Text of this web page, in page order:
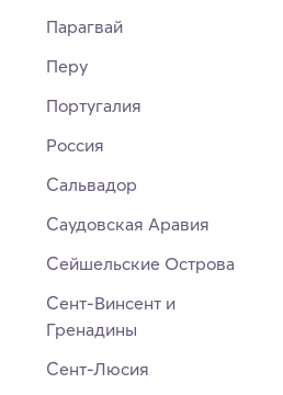
Парагвай
Перу
Португалия
Россия
Сальвадор
Саудовская Аравия
Сейшельские Острова
Сент-Винсент и
Гренадины
Сент-Люсия